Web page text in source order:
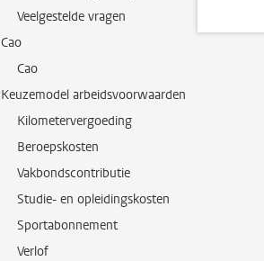
Veelgestelde vragen
Cao
Cao
Keuzemodel arbeidsvoorwaarden
Kilometervergoeding
Beroepskosten
Vakbondscontributie
Studie- en opleidingskosten
Sportabonnement
Verlof